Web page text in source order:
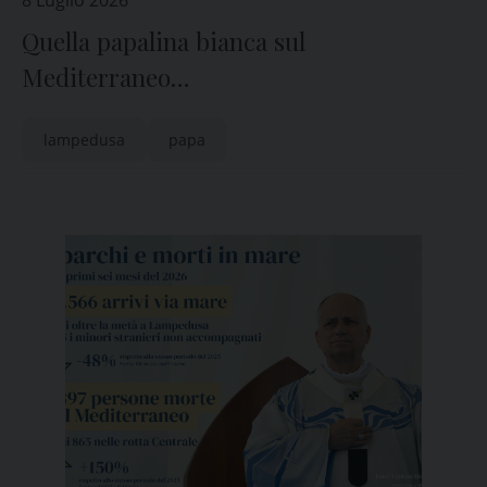
Quella papalina bianca sul
Mediterraneo…
lampedusa papa